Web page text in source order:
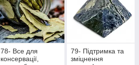
78- Все для
консервації,
79- Підтримка та
зміцнення